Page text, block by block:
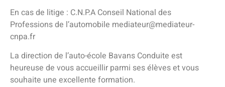
En cas de litige : C.N.P.A Conseil National des
Professions de l’automobile mediateur@mediateur-
cnpa.fr
La direction de l’auto-école Bavans Conduite est
heureuse de vous accueillir parmi ses élèves et vous
souhaite une excellente formation.